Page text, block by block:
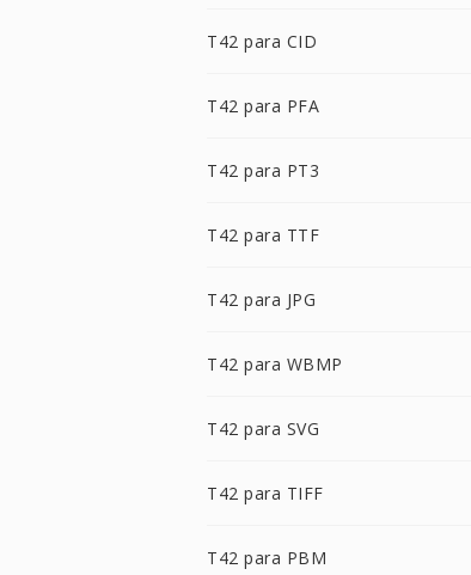
T42 para CID
T42 para PFA
T42 para PT3
T42 para TTF
T42 para JPG
T42 para WBMP
T42 para SVG
T42 para TIFF
T42 para PBM